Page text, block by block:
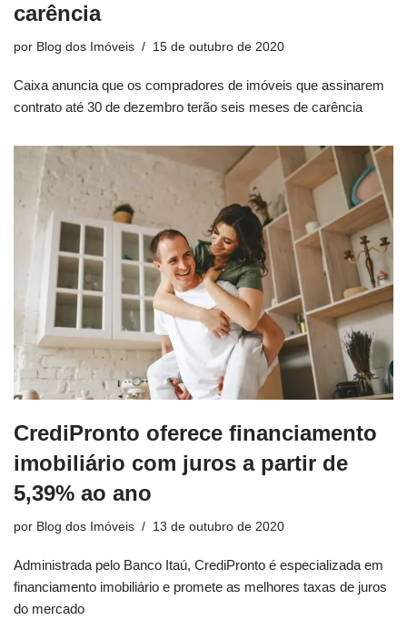
carência
por Blog dos Imóveis 15 de outubro de 2020
Caixa anuncia que os compradores de imóveis que assinarem
contrato até 30 de dezembro terão seis meses de carência
CrediPronto oferece financiamento
imobiliário com juros a partir de
5,39% ao ano
por Blog dos Imóveis 13 de outubro de 2020
Administrada pelo Banco Itaú, CrediPronto é especializada em
financiamento imobiliário e promete as melhores taxas de juros
do mercado